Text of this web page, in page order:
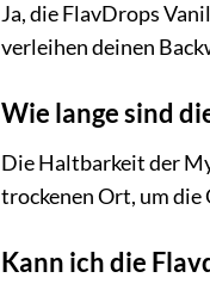
Ja, die FlavDrops
verleihen deinen
Wie lange sind
Die Haltbarkeit der
trockenen Ort, um die
Kann ich die